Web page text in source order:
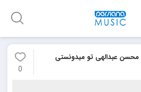
محسن عبدالهی تو میدونستی
0